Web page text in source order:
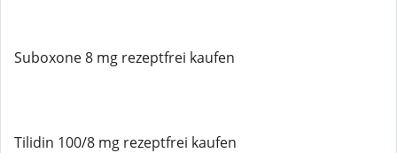
Suboxone 8 mg rezeptfrei kaufen
Tilidin 100/8 mg rezeptfrei kaufen